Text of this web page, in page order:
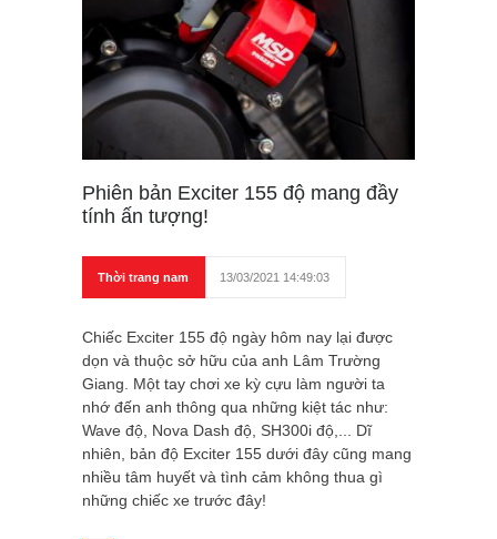
Phiên bản Exciter 155 độ mang đầy
tính ấn tượng!
Thời trang nam 13/03/2021 14:49:03
Chiếc Exciter 155 độ ngày hôm nay lại được
dọn và thuộc sở hữu của anh Lâm Trường
Giang. Một tay chơi xe kỳ cựu làm người ta
nhớ đến anh thông qua những kiệt tác như:
Wave độ, Nova Dash độ, SH300i độ,... Dĩ
nhiên, bản độ Exciter 155 dưới đây cũng mang
nhiều tâm huyết và tình cảm không thua gì
những chiếc xe trước đây!